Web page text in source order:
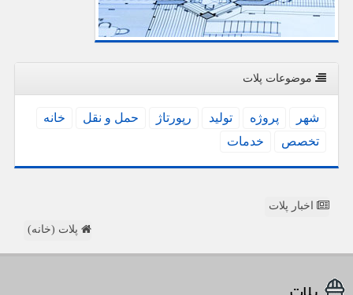
موضوعات پلات
شهر پروژه تولید رپورتاژ حمل و نقل
خانه
تخصص
خدمات
اخبار پلات
پلات (خانه)